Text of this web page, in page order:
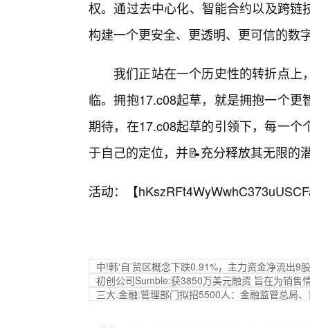
权。通过去中心化、智能合约以及跨
构建一个更安全、更透明、更可信的数
我们正站在一个历史性的转折点
临。拥抱17.c08起草，就是拥抱一个
期待，在17.c08起草的引领下，每一
于自己的定位，并📝充分释放其无限的
活动：【
中!韩‘自’贸区概念下跌0.91%，主力资金净流出9股
初创公司Sumble:获3850万美元融资 旨在为销售
三大.金融:管理部门拟招5500人：金融监管总局